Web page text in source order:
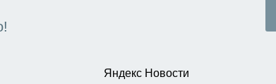
Яндекс Новости